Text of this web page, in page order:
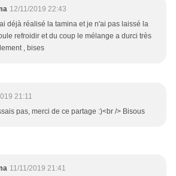
12/11/2019 22:43
déjà réalisé la tamina et je n'ai pas laissé la
refroidir et du coup le mélange a durci très
, bises
21:11
pas, merci de ce partage :)<br /> Bisous
11/11/2019 21:41